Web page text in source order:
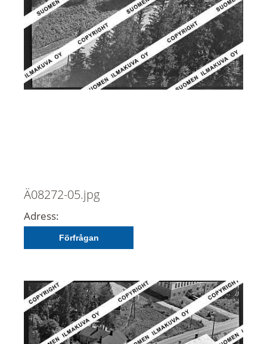
Ä08272-05.jpg
Adress:
Förfrågan